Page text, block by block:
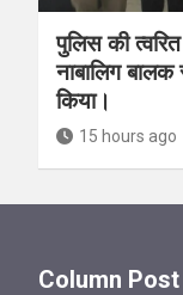
पुलिस की त्वरित
नाबालिग
किया।
15 hours ago
Column Post